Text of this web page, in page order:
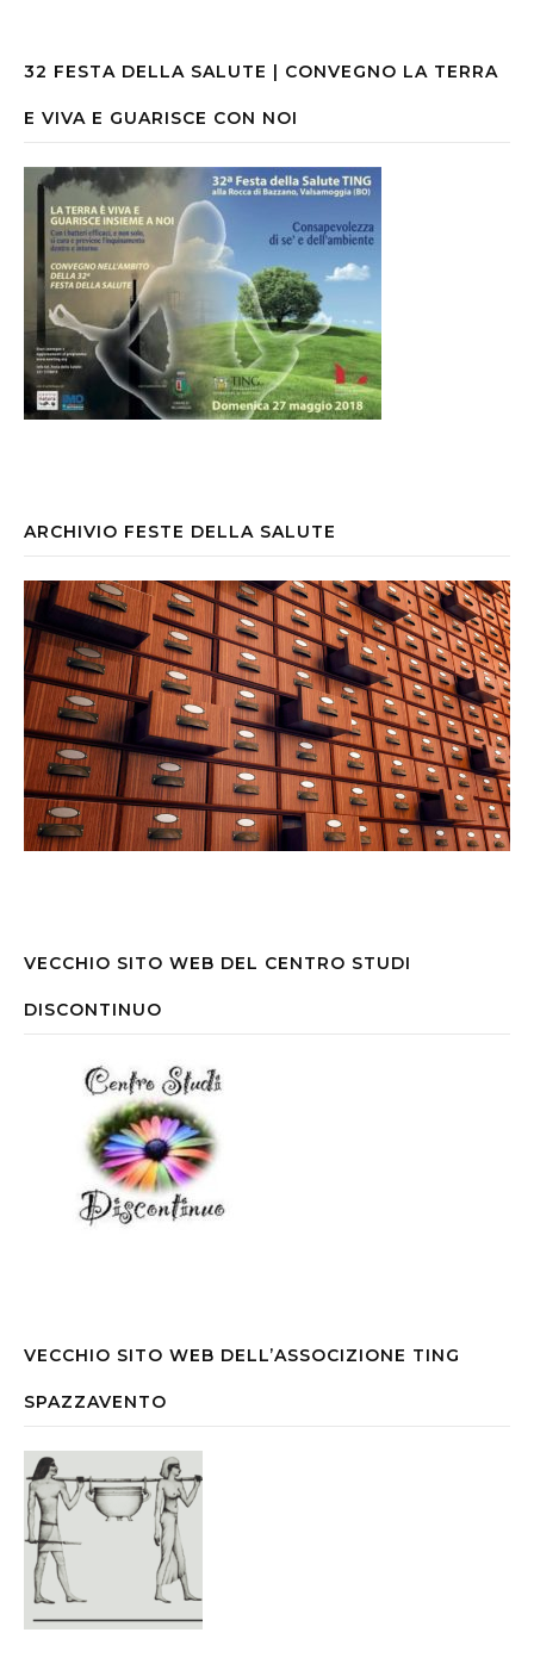
32 FESTA DELLA SALUTE | CONVEGNO LA TERRA
E VIVA E GUARISCE CON NOI
ARCHIVIO FESTE DELLA SALUTE
VECCHIO SITO WEB DEL CENTRO STUDI
DISCONTINUO
VECCHIO SITO WEB DELL’ASSOCIZIONE TING
SPAZZAVENTO